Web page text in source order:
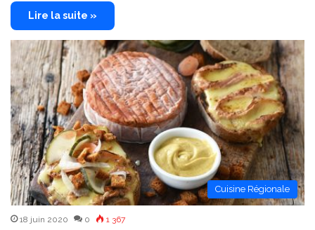
Lire la suite »
Cuisine Régionale
18 juin 2020 0 1 367